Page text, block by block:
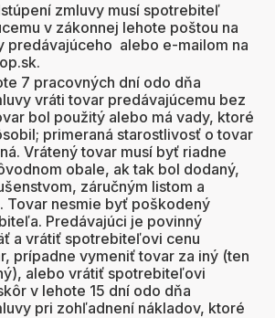
zmluvy musí spotrebiteľ
v zákonnej lehote poštou na
predávajúceho alebo e-mailom na
7 pracovných dní odo dňa
vráti tovar predávajúcemu bez
bol použitý alebo má vady, ktoré
primeraná starostlivosť o tovar
Vrátený tovar musí byť riadne
obale, ak tak bol dodaný,
záručným listom a
Tovar nesmie byť poškodený
Predávajúci je povinný
a vrátiť spotrebiteľovi cenu
prípadne vymeniť tovar za iný (ten
alebo vrátiť spotrebiteľovi
v lehote 15 dní odo dňa
pri zohľadnení nákladov, ktoré